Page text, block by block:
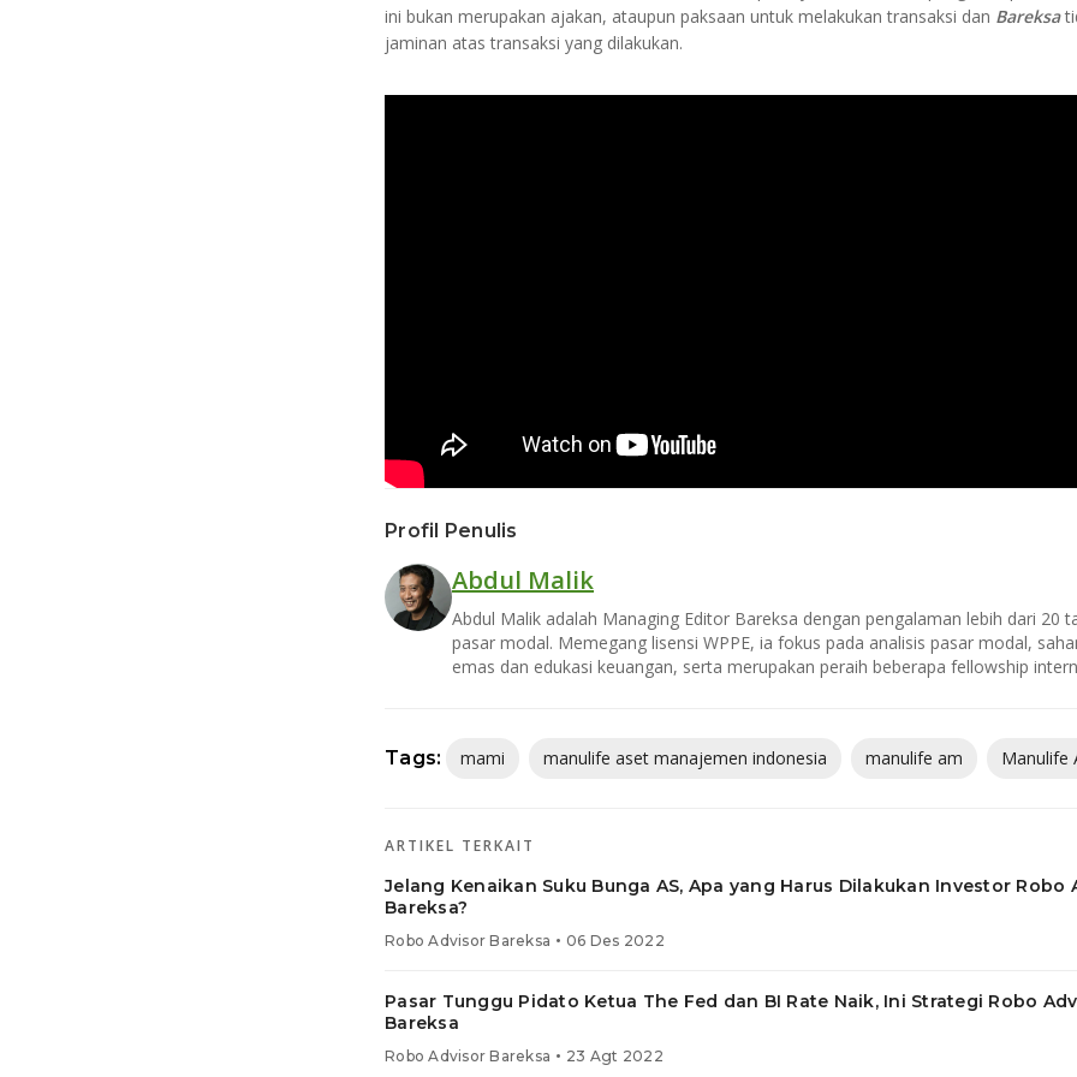
ini bukan merupakan ajakan, ataupun paksaan untuk melakukan transaksi dan Bareksa
jaminan atas transaksi yang dilakukan.
Profil Penulis
Abdul Malik
Abdul Malik adalah Managing Editor Bareksa dengan pengalaman lebih dari 20
pasar modal. Memegang lisensi WPPE, ia fokus pada analisis pasar modal,
emas dan edukasi keuangan, serta merupakan peraih beberapa fellowship
Tags: mami manulife aset manajemen indonesia manulife am Manulife
ARTIKEL TERKAIT
Jelang Kenaikan Suku Bunga AS, Apa yang Harus Dilakukan Investor Robo
Bareksa?
Robo Advisor Bareksa • 06 Des 2022
Pasar Tunggu Pidato Ketua The Fed dan BI Rate Naik, Ini Strategi Robo
Bareksa
Robo Advisor Bareksa • 23 Agt 2022